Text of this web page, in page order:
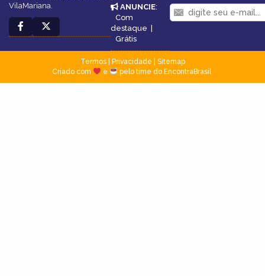
VilaMariana.
ANUNCIE:
Com
destaque |
Grátis
Termos| Privacidade
Sitemap
Criado com
e pelo time do EncontraBrasil